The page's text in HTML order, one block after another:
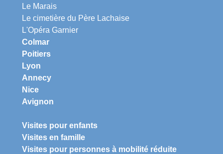
Le Marais
Le cimetière du Père Lachaise
L'Opéra Garnier
Colmar
Poitiers
Lyon
Annecy
Nice
Avignon
Visites pour enfants
Visites en famille
Visites pour personnes à mobilité réduite